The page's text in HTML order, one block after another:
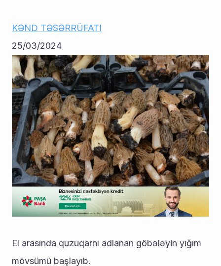
KƏND TƏSƏRRÜFATI
25/03/2024
El arasında quzuqarnı adlanan göbələyin yığım
mövsümü başlayıb.